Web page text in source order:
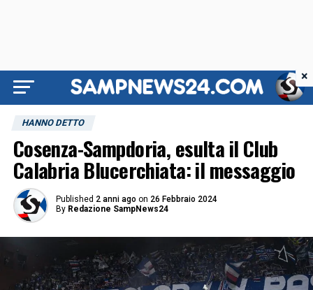
HANNO DETTO
Cosenza-Sampdoria, esulta il Club
Calabria Blucerchiata: il messaggio
Published 2 anni ago on 26 Febbraio 2024
By Redazione SampNews24
×